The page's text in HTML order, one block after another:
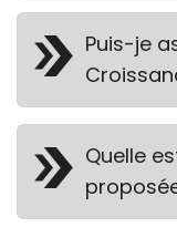
Puis-je
Quelle